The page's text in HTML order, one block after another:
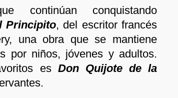
continúan conquistando
Principito, del escritor francés
una obra que se mantiene
por niños, jóvenes y adultos.
es Don Quijote de la